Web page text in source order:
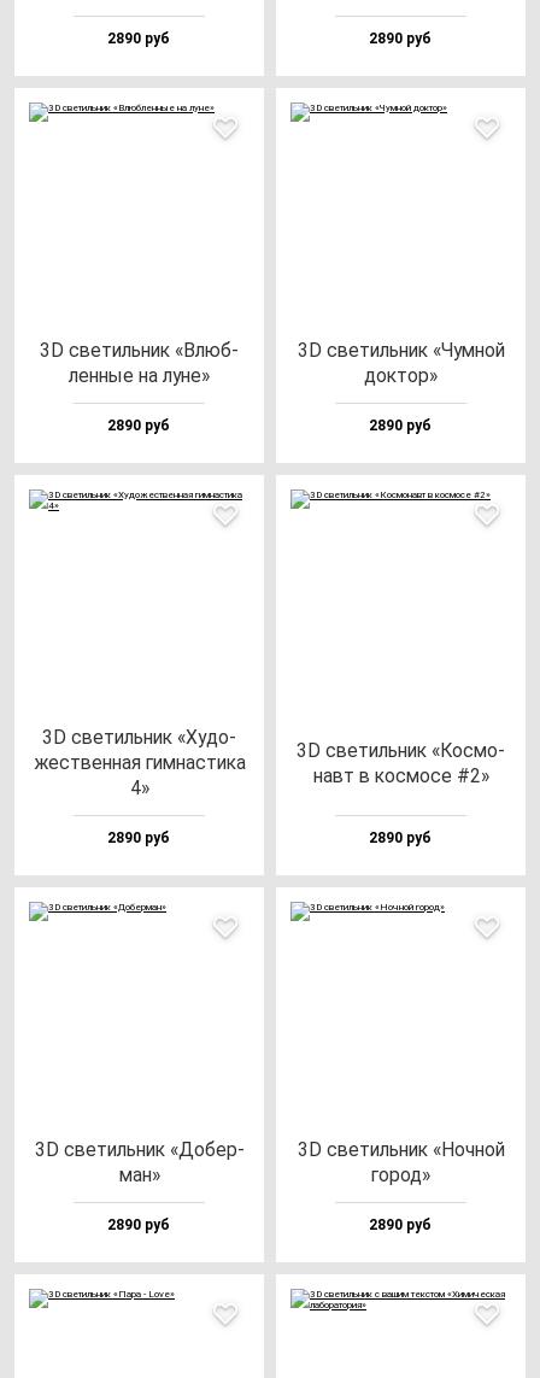
2890 руб 2890 руб
3D све­тиль­ник «Влюб­
лен­ные на лу­не»
2890 руб
3D све­тиль­ник «Чум­ной
док­тор»
2890 руб
3D све­тиль­ник «Худо­
жес­твен­ная гим­нас­ти­ка
4»
2890 руб
3D све­тиль­ник «Кос­мо­
навт в кос­мо­се #2»
2890 руб
3D све­тиль­ник «Добер­
ман»
2890 руб
3D све­тиль­ник «Ноч­ной
го­род»
2890 руб